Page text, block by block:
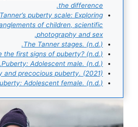
the difference.
puberty scale: Exploring
of children, scientific
photography and sex.
The Tanner stages. (n.d.).
the first signs of puberty? (n.d.).
Puberty: Adolescent male. (n.d.).
and precocious puberty. (2021).
Adolescent female. (n.d.).